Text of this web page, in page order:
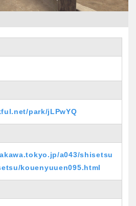
park/jLPwYQ
a043/shisetsu
kouenyuuen095.html